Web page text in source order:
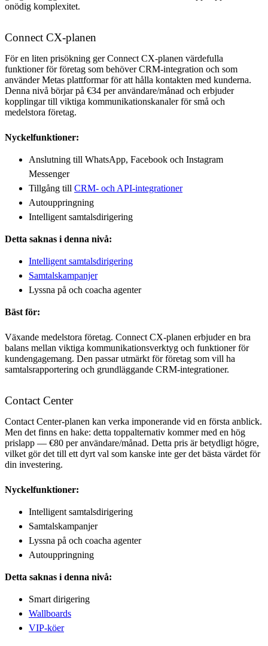
onödig komplexitet.
Connect CX-planen
För en liten prisökning ger Connect CX-planen värdefulla
funktioner för företag som behöver CRM-integration och som
använder Metas plattformar för att hålla kontakten med kunderna.
Denna nivå börjar på €34 per användare/månad och erbjuder
kopplingar till viktiga kommunikationskanaler för små och
medelstora företag.
Nyckelfunktioner:
Anslutning till WhatsApp, Facebook och Instagram
Messenger
Tillgång till CRM- och API-integrationer
Autouppringning
Intelligent samtalsdirigering
Detta saknas i denna nivå:
Intelligent samtalsdirigering
Samtalskampanjer
Lyssna på och coacha agenter
Bäst för:
Växande medelstora företag. Connect CX-planen erbjuder en bra
balans mellan viktiga kommunikationsverktyg och funktioner för
kundengagemang. Den passar utmärkt för företag som vill ha
samtalsrapportering och grundläggande CRM-integrationer.
Contact Center
Contact Center-planen kan verka imponerande vid en första anblick.
Men det finns en hake: detta toppalternativ kommer med en hög
prislapp — €80 per användare/månad. Detta pris är betydligt högre,
vilket gör det till ett dyrt val som kanske inte ger det bästa värdet för
din investering.
Nyckelfunktioner:
Intelligent samtalsdirigering
Samtalskampanjer
Lyssna på och coacha agenter
Autouppringning
Detta saknas i denna nivå:
Smart dirigering
Wallboards
VIP-köer